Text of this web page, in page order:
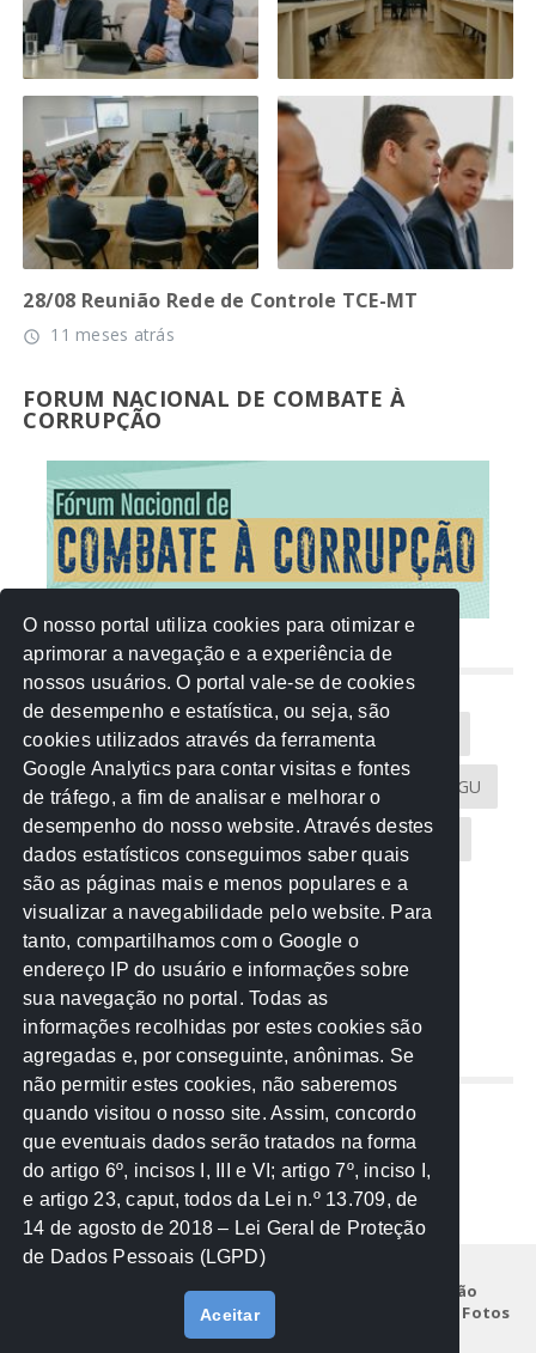
28/08 Reunião Rede de Controle TCE-MT
access_time 11 meses atrás
FORUM NACIONAL DE COMBATE À
CORRUPÇÃO
NUVEM DE TAGS
Acontece na Rede AGU AMM
Atricon Audicom CAU-MT CGU
CREA-MT Eventos MPC-MT MPE-MT
MPF Notícias PF PGE-MT PGR
Receita Federal Sem categoria
TCE-MT TCU TRE
REDE NOS ESTADOS
Mato Grosso do Sul
Paraná
Nacional
Institucional
Legislação
Notícias
Galeria de Fotos
Fale Conosco
O nosso portal utiliza cookies para otimizar e
aprimorar a navegação e a experiência de
nossos usuários. O portal vale-se de cookies
de desempenho e estatística, ou seja, são
cookies utilizados através da ferramenta
Google Analytics para contar visitas e fontes
de tráfego, a fim de analisar e melhorar o
desempenho do nosso website. Através destes
dados estatísticos conseguimos saber quais
são as páginas mais e menos populares e a
visualizar a navegabilidade pelo website. Para
tanto, compartilhamos com o Google o
endereço IP do usuário e informações sobre
sua navegação no portal. Todas as
informações recolhidas por estes cookies são
agregadas e, por conseguinte, anônimas. Se
não permitir estes cookies, não saberemos
quando visitou o nosso site. Assim, concordo
que eventuais dados serão tratados na forma
do artigo 6º, incisos I, III e VI; artigo 7º, inciso I,
e artigo 23, caput, todos da Lei n.º 13.709, de
14 de agosto de 2018 – Lei Geral de Proteção
de Dados Pessoais (LGPD)
Aceitar